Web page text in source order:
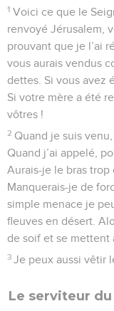
1 Voici ce que le
renvoyé Jérusalem,
prouvant que je l’ai
vous aurais vendus
dettes. Si vous avez
Si votre mère a été
vôtres !
2 Quand je suis
Quand j’ai appelé,
Aurais-je le bras trop
Manquerais-je de
simple menace je
fleuves en désert.
de soif et se mettent
3 Je peux aussi vêtir
Le serviteur